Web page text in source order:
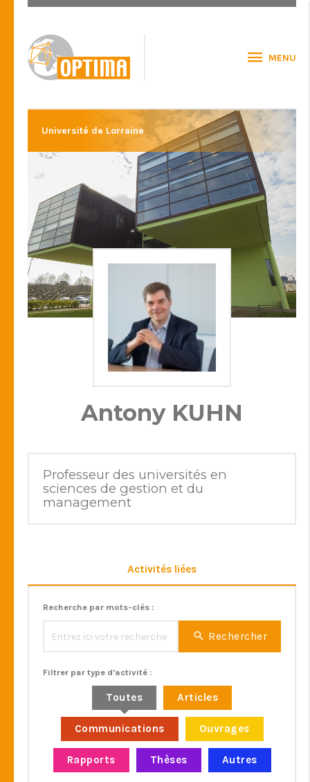
MENU
Université de Lorraine
Antony KUHN
Professeur des universités en
sciences de gestion et du
management
Activités liées
Recherche par mots-clés :
Rechercher
Filtrer par type d'activité :
Toutes Articles
Communications Ouvrages
Rapports Thèses Autres